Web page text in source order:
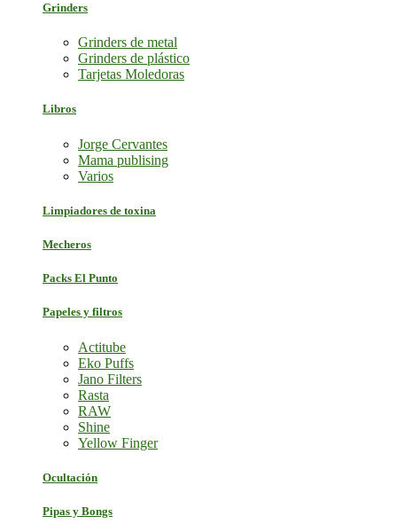
Grinders
Grinders de metal
Grinders de plástico
Tarjetas Moledoras
Libros
Jorge Cervantes
Mama publising
Varios
Limpiadores de toxina
Mecheros
Packs El Punto
Papeles y filtros
Actitube
Eko Puffs
Jano Filters
Rasta
RAW
Shine
Yellow Finger
Ocultación
Pipas y Bongs